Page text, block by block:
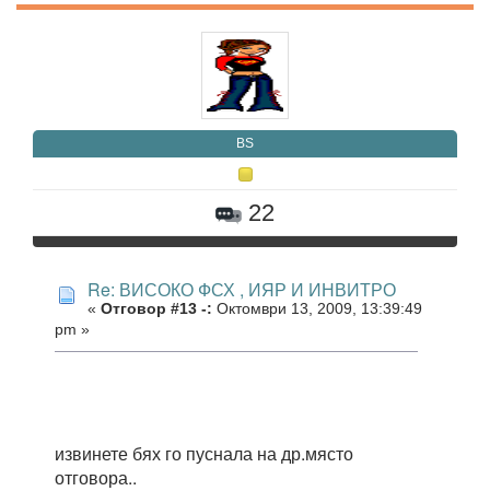
BS
22
Re: ВИСОКО ФСХ , ИЯР И ИНВИТРО
« Отговор #13 -: Октомври 13, 2009, 13:39:49
pm »
извинете бях го пуснала на др.място
отговора..